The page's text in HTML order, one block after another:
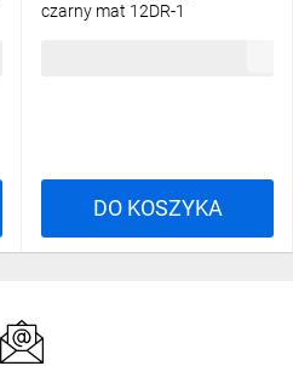
czarny mat 12DR-1
DO KOSZYKA